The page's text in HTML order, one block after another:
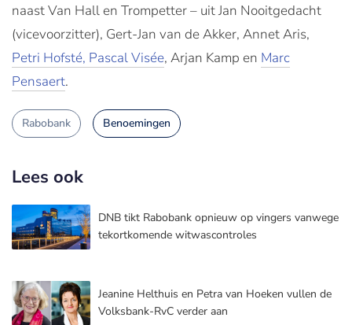
naast Van Hall en Trompetter – uit Jan Nooitgedacht
(vicevoorzitter), Gert-Jan van de Akker, Annet Aris,
Petri Hofsté, Pascal Visée, Arjan Kamp en Marc
Pensaert.
Rabobank Benoemingen
Lees ook
DNB tikt Rabobank opnieuw op vingers vanwege
tekortkomende witwascontroles
Jeanine Helthuis en Petra van Hoeken vullen de
Volksbank-RvC verder aan